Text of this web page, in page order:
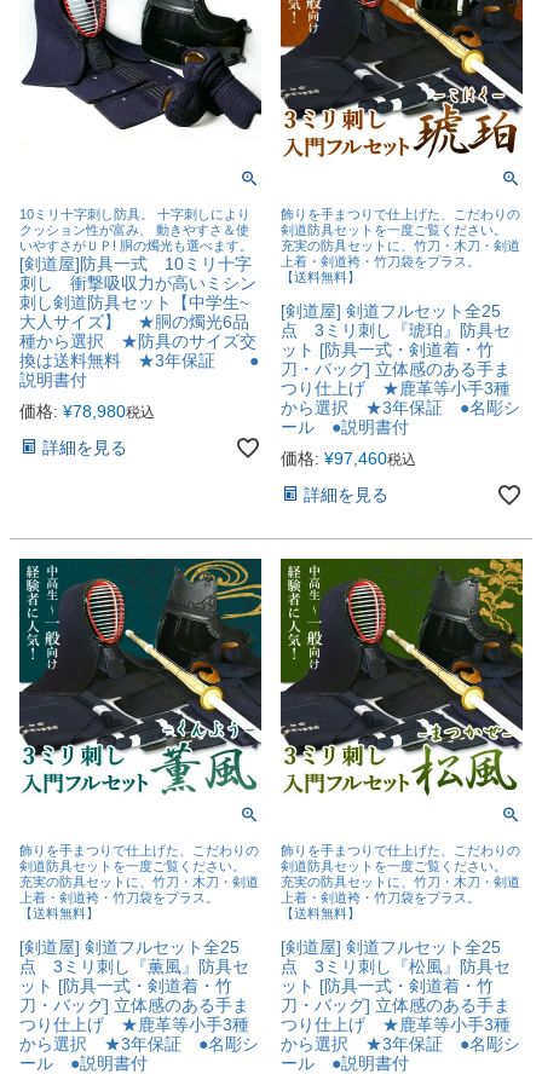
10ミリ十字刺し防具。 十字刺しにより
クッション性が富み、 動きやすさ＆使
いやすさがＵＰ! 胴の燭光も選べます。
[剣道屋]防具一式 10ミリ十字
刺し 衝撃吸収力が高いミシン
刺し剣道防具セット【中学生~
大人サイズ】 ★胴の燭光6品
種から選択 ★防具のサイズ交
換は送料無料 ★3年保証 ●
説明書付
価格: ¥78,980税込
詳細を見る
飾りを手まつりで仕上げた、こだわりの
剣道防具セットを一度ご覧ください。
充実の防具セットに、竹刀・木刀・剣道
上着・剣道袴・竹刀袋をプラス。
【送料無料】
[剣道屋] 剣道フルセット全25
点 3ミリ刺し『琥珀』防具セ
ット [防具一式・剣道着・竹
刀・バッグ] 立体感のある手ま
つり仕上げ ★鹿革等小手3種
から選択 ★3年保証 ●名彫シ
ール ●説明書付
価格: ¥97,460税込
詳細を見る
飾りを手まつりで仕上げた、こだわりの
剣道防具セットを一度ご覧ください。
充実の防具セットに、竹刀・木刀・剣道
上着・剣道袴・竹刀袋をプラス。
【送料無料】
[剣道屋] 剣道フルセット全25
点 3ミリ刺し『薫風』防具セ
ット [防具一式・剣道着・竹
刀・バッグ] 立体感のある手ま
つり仕上げ ★鹿革等小手3種
から選択 ★3年保証 ●名彫シ
ール ●説明書付
飾りを手まつりで仕上げた、こだわりの
剣道防具セットを一度ご覧ください。
充実の防具セットに、竹刀・木刀・剣道
上着・剣道袴・竹刀袋をプラス。
【送料無料】
[剣道屋] 剣道フルセット全25
点 3ミリ刺し『松風』防具セ
ット [防具一式・剣道着・竹
刀・バッグ] 立体感のある手ま
つり仕上げ ★鹿革等小手3種
から選択 ★3年保証 ●名彫シ
ール ●説明書付